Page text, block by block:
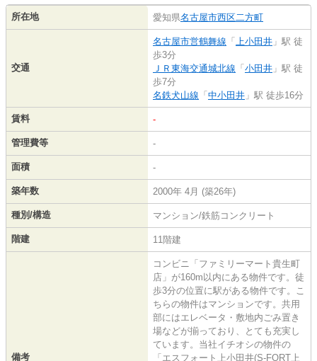
所在地 愛知県名古屋市西区二方町
交通
名古屋市営鶴舞線 「 上小田井 」駅 徒
歩3分
ＪＲ東海交通城北線 「 小田井 」駅 徒
歩7分
名鉄犬山線 「 中小田井 」駅 徒歩16分
賃料 -
管理費等 -
面積 -
築年数 2000年 4月 (築26年)
種別/構造 マンション/鉄筋コンクリート
階建 11階建
備考
コンビニ「ファミリーマート貴生町
店」が160m以内にある物件です。徒
歩3分の位置に駅がある物件です。こ
ちらの物件はマンションです。共用
部にはエレベータ・敷地内ごみ置き
場などが揃っており、とても充実し
ています。当社イチオシの物件の
「エスフォート上小田井(S-FORT上